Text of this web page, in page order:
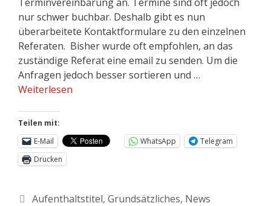
nur schwer buchbar. Deshalb gibt es nun
überarbeitete Kontaktformulare zu den einzelnen
Referaten. Bisher wurde oft empfohlen, an das
zuständige Referat eine email zu senden. Um die
Anfragen jedoch besser sortieren und …
Weiterlesen
Teilen mit:
E-Mail
WhatsApp
Telegram
Drucken
Aufenthaltstitel, Grundsätzliches, News